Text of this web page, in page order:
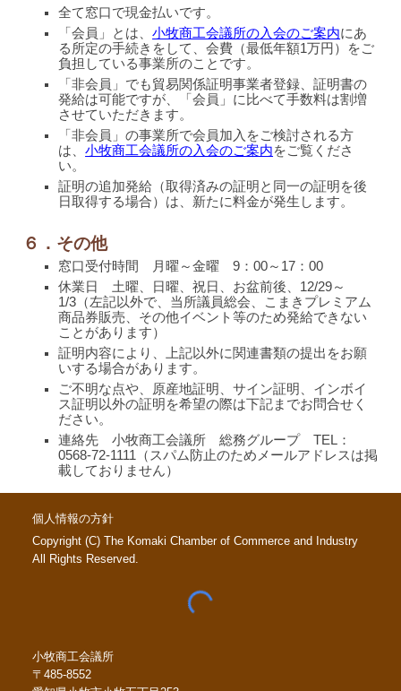
全て窓口で現金払いです。
「会員」とは、小牧商工会議所の入会のご案内にあ
る所定の手続きをして、会費（最低年額1万円）をご
負担している事業所のことです。
「非会員」でも貿易関係証明事業者登録、証明書の
発給は可能ですが、「会員」に比べて手数料は割増
させていただきます。
「非会員」の事業所で会員加入をご検討される方
は、小牧商工会議所の入会のご案内をご覧くださ
い。
証明の追加発給（取得済みの証明と同一の証明を後
日取得する場合）は、新たに料金が発生します。
６．その他
窓口受付時間 月曜～金曜 9：00～17：00
休業日 土曜、日曜、祝日、お盆前後、12/29～
1/3（左記以外で、当所議員総会、こまきプレミアム
商品券販売、その他イベント等のため発給できない
ことがあります）
証明内容により、上記以外に関連書類の提出をお願
いする場合があります。
ご不明な点や、原産地証明、サイン証明、インボイ
ス証明以外の証明を希望の際は下記までお問合せく
ださい。
連絡先 小牧商工会議所 総務グループ TEL：
0568-72-1111（スパム防止のためメールアドレスは掲
載しておりません）
個人情報の方針
Copyright (C) The Komaki Chamber of Commerce and Industry
All Rights Reserved.
小牧商工会議所
〒485-8552